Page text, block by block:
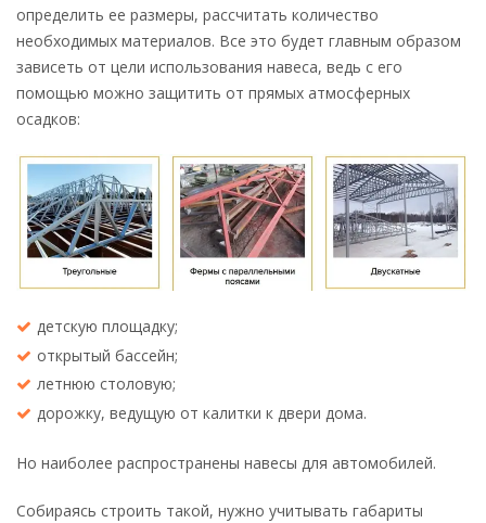
определить ее размеры, рассчитать количество
необходимых материалов. Все это будет главным образом
зависеть от цели использования навеса, ведь с его
помощью можно защитить от прямых атмосферных
осадков:
детскую площадку;
открытый бассейн;
летнюю столовую;
дорожку, ведущую от калитки к двери дома.
Но наиболее распространены навесы для автомобилей.
Собираясь строить такой, нужно учитывать габариты